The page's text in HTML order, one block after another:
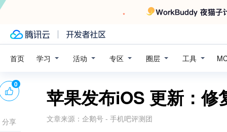
首页 学习 活动 专区 圈层 工具
苹果发布iOS 更新：
文章来源： 企鹅号 - 手机吧评测团
0
分享